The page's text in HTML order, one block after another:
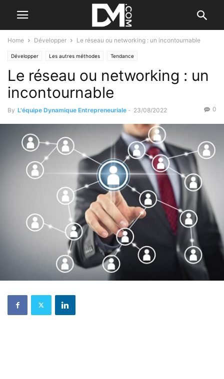
Home Développer Le réseau ou networking : un incontournable
Développer Les autres méthodes Tendance
Le réseau ou networking : un
incontournable
By L'équipe Dynamique Entrepreneuriale - 23/08/2022 0